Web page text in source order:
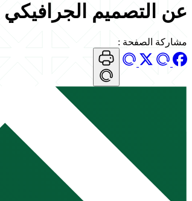
عن التصميم الجرافيكي
مشاركة الصفحة :